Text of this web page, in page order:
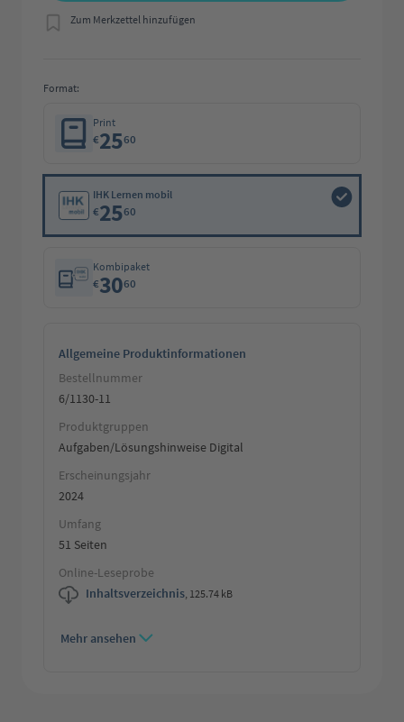
Zum Merkzettel hinzufügen
Format:
Print
€2560
IHK Lernen mobil
€2560
Kombipaket
€3060
Allgemeine Produktinformationen
Bestellnummer
6/1130-11
Produktgruppen
Aufgaben/Lösungshinweise Digital
Erscheinungsjahr
2024
Umfang
51 Seiten
Online-Leseprobe
Inhaltsverzeichnis, 125.74 kB
Mehr ansehen